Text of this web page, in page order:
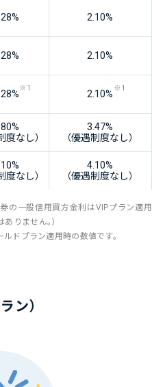
% 2.10%
% 2.10%
%
※1
2.10%
※1
%
度なし）
3.47%
（優遇制度なし）
%
度なし）
4.10%
（優遇制度なし）
の一般信用買方金利はVIPプラン適用
りません。）
ドプラン適用時の数値です。
ン）